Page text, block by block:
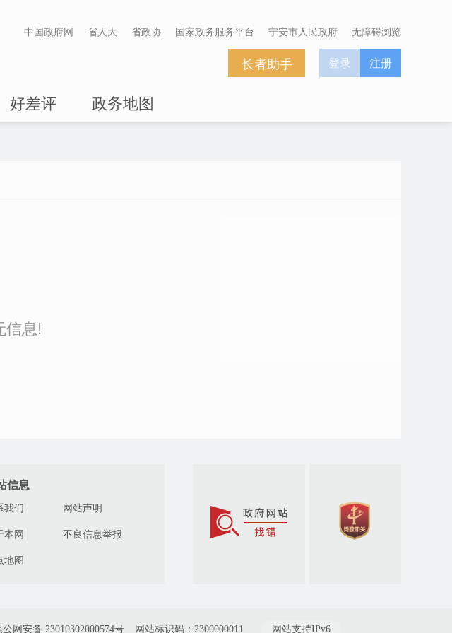
中国政府网 省人大 省政协 国家政务服务平台 宁安市人民政府 无障碍浏览
好差评 政务地图
登录 注册
长者助手
信息!
信息
我们 网站声明
本网 不良信息举报
地图
公网安备 23010302000574号 网站标识码：2300000011 网站支持IPv6